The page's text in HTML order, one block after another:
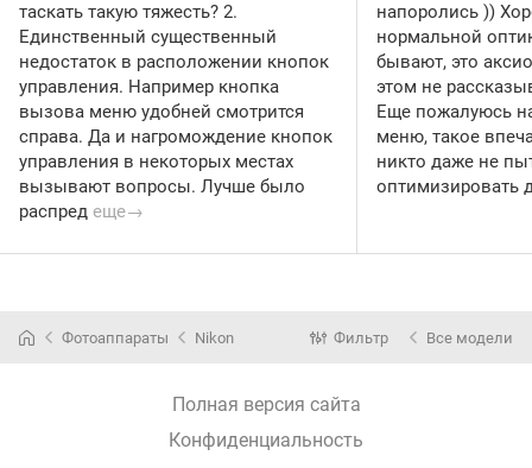
таскать такую тяжесть? 2.
Единственный существенный
недостаток в расположении кнопок
управления. Например кнопка
вызова меню удобней смотрится
справа. Да и нагромождение кнопок
управления в некоторых местах
вызывают вопросы. Лучше было
распред еще→
напоролись ))
нормальной
бывают, это
этом не
Еще пожалуюсь
меню, такое
никто даже не
оптимизировать
Фотоаппараты Nikon Фильтр Все модели
Полная версия сайта
Конфиденциальность